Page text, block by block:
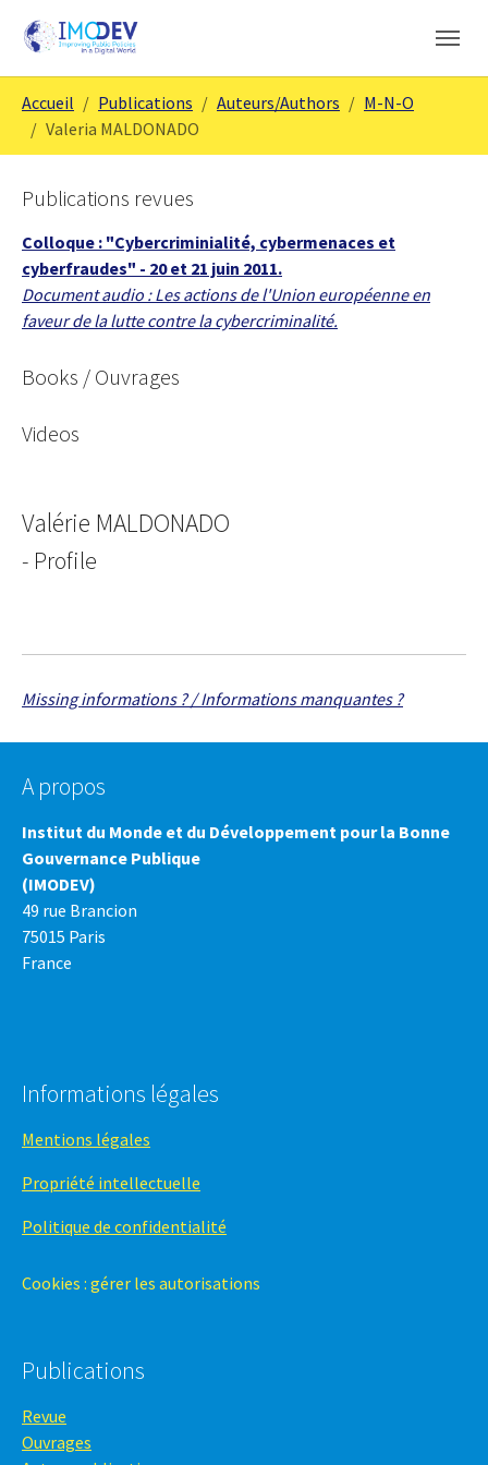
Accueil Publications Auteurs/Authors
M-N-O
Valeria MALDONADO
Publications revues
Colloque : "Cybercriminialité, cybermenaces et
cyberfraudes" - 20 et 21 juin 2011.
Document audio : Les actions de l'Union européenne en
faveur de la lutte contre la cybercriminalité.
Books / Ouvrages
Videos
Valérie MALDONADO
- Profile
Missing informations ? / Informations manquantes ?
A propos
Institut du Monde et du Développement pour la Bonne
Gouvernance Publique
(IMODEV)
49 rue Brancion
75015 Paris
France
Informations légales
Mentions légales
Propriété intellectuelle
Politique de confidentialité
Cookies : gérer les autorisations
Publications
Revue
Ouvrages